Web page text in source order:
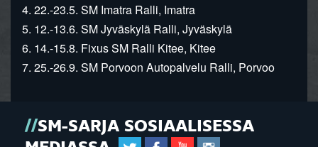
4. 22.-23.5. SM Imatra Ralli, Imatra
5. 12.-13.6. SM Jyväskylä Ralli, Jyväskylä
6. 14.-15.8. Fixus SM Ralli Kitee, Kitee
7. 25.-26.9. SM Porvoon Autopalvelu Ralli, Porvoo
SM-SARJA SOSIAALISESSA